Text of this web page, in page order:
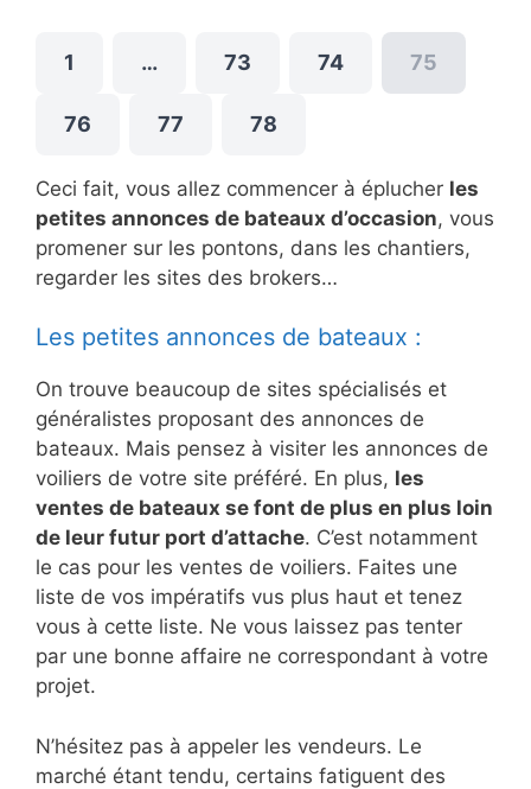
1 … 73 74 75
76 77 78
Ceci fait, vous allez commencer à éplucher les
petites annonces de bateaux d’occasion, vous
promener sur les pontons, dans les chantiers,
regarder les sites des brokers…
Les petites annonces de bateaux :
On trouve beaucoup de sites spécialisés et
généralistes proposant des annonces de
bateaux. Mais pensez à visiter les annonces de
voiliers de votre site préféré. En plus, les
ventes de bateaux se font de plus en plus loin
de leur futur port d’attache. C’est notamment
le cas pour les ventes de voiliers. Faites une
liste de vos impératifs vus plus haut et tenez
vous à cette liste. Ne vous laissez pas tenter
par une bonne affaire ne correspondant à votre
projet.
N’hésitez pas à appeler les vendeurs. Le
marché étant tendu, certains fatiguent des